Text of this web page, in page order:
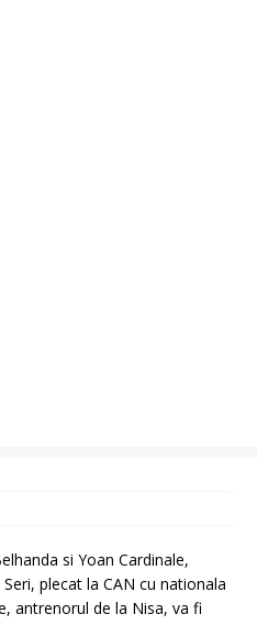
si Yoan Cardinale,
plecat la CAN cu nationala
antrenorul de la Nisa, va fi